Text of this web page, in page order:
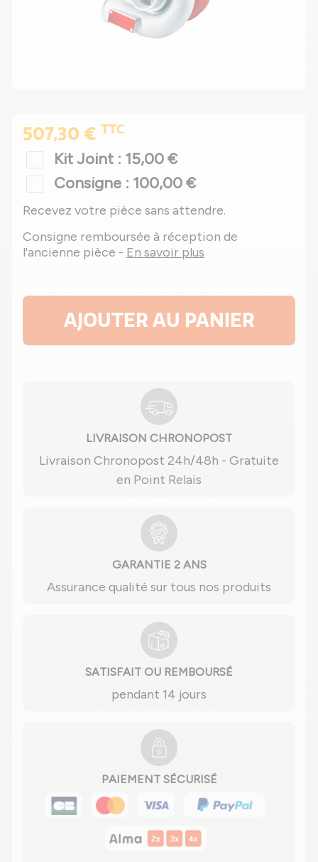
507,30 € TTC
Kit Joint : 15,00 €
Consigne : 100,00 €
Recevez votre pièce sans attendre.
Consigne remboursée à réception de
l'ancienne pièce - En savoir plus
AJOUTER AU PANIER
LIVRAISON CHRONOPOST
Livraison Chronopost 24h/48h - Gratuite
en Point Relais
GARANTIE 2 ANS
Assurance qualité sur tous nos produits
SATISFAIT OU REMBOURSÉ
pendant 14 jours
PAIEMENT SÉCURISÉ